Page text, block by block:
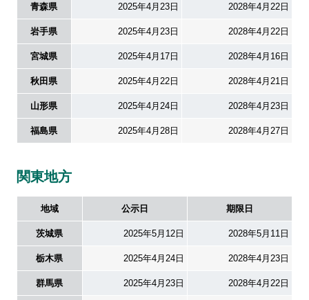
印刷製本機器
会社情報
株式会社北電子ホールディングス
株式会社ゼクロスクリエイティブ
株式会社キタック販売
北電子製品販売ネットワーク
採用情報
青森県 2025年4月23日 2028年4月22日
岩手県 2025年4月23日 2028年4月22日
宮城県 2025年4月17日 2028年4月16日
秋田県 2025年4月22日 2028年4月21日
山形県 2025年4月24日 2028年4月23日
福島県 2025年4月28日 2028年4月27日
関東地方
地域 公示日 期限日
茨城県 2025年5月12日 2028年5月11日
栃木県 2025年4月24日 2028年4月23日
群馬県 2025年4月23日 2028年4月22日